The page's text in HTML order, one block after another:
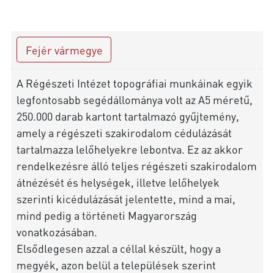
Fejér vármegye
A Régészeti Intézet topográfiai munkáinak egyik
legfontosabb segédállománya volt az A5 méretű,
250.000 darab kartont tartalmazó gyűjtemény,
amely a régészeti szakirodalom cédulázását
tartalmazza lelőhelyekre lebontva. Ez az akkor
rendelkezésre álló teljes régészeti szakirodalom
átnézését és helységek, illetve lelőhelyek
szerinti kicédulázását jelentette, mind a mai,
mind pedig a történeti Magyarország
vonatkozásában.
Elsődlegesen azzal a céllal készült, hogy a
megyék, azon belül a települések szerint